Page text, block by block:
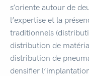
s’oriente autour de
l’expertise et la
traditionnels
distribution de
distribution de
densifier